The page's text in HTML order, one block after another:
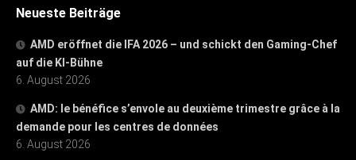
Neueste Beiträge
AMD eröffnet die IFA 2026 – und schickt den Gaming-Chef
auf die KI-Bühne
6. August 2026
AMD: le bénéfice s’envole au deuxième trimestre grâce à la
demande pour les centres de données
6. August 2026